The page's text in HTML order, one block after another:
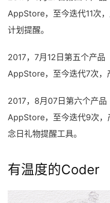
AppStore，至今迭代11次
计划提醒。
2017，7月12日第五个产品
AppStore，至今迭代7次，
2017，8月07日第六个产品
AppStore，至今迭代9次，
念日礼物提醒工具。
有温度的Coder